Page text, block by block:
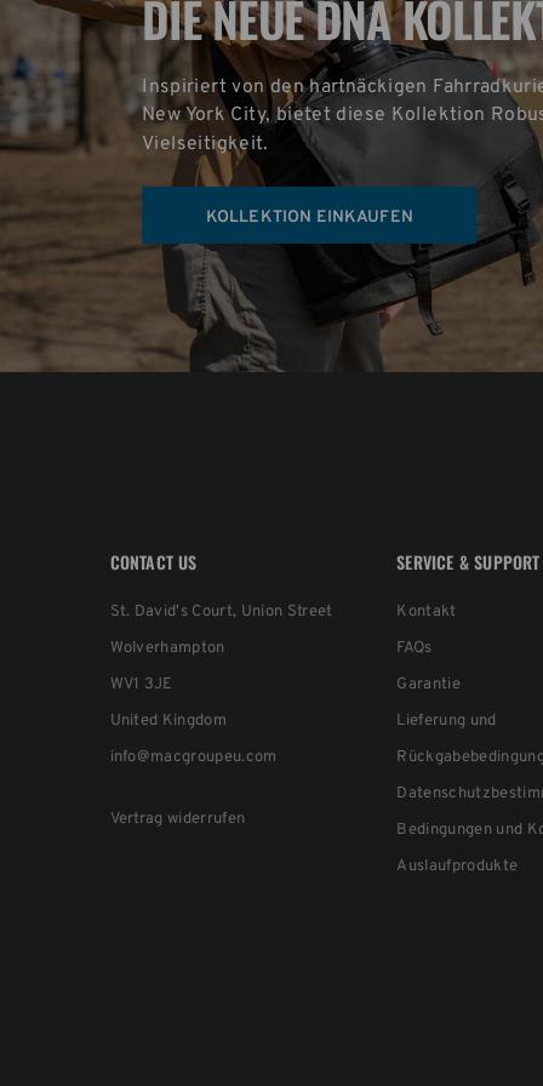
DIE NEUE DNA
Inspiriert von den hartnäckigen
New York City, bietet diese Kollektion
Vielseitigkeit.
KOLLEKTION EINKAUFEN
CONTACT US
St. David's Court, Union Street
Wolverhampton
WV1 3JE
United Kingdom
info@macgroupeu.com
Vertrag widerrufen
SERVICE & SUPPORT
Kontakt
FAQs
Garantie
Lieferung und
Bedingungen und
Auslaufprodukte